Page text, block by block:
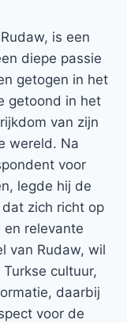
is een
diepe passie
getogen in het
getoond in het
van zijn
wereld. Na
voor
legde hij de
zich richt op
relevante
van Rudaw, wil
cultuur,
daarbij
voor de